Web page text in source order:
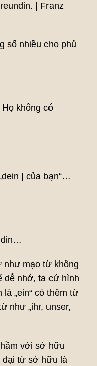
| Franz
số nhiều cho phủ
không có
| của bạn“…
như mạo từ không
dễ nhớ, ta cứ hình
là „ein“ có thêm từ
như „ihr, unser,
với sở hữu
từ sở hữu là